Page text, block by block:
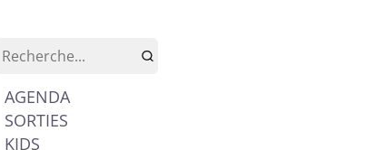
AGENDA
SORTIES
KIDS